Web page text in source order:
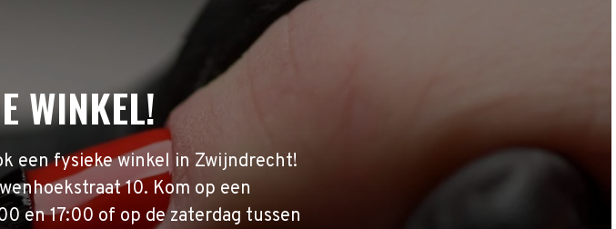
WINKEL!
een fysieke winkel in Zwijndrecht!
10. Kom op een
en 17:00 of op de zaterdag tussen